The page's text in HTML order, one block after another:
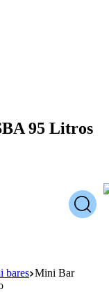
95 Litros
bares Mini Bar